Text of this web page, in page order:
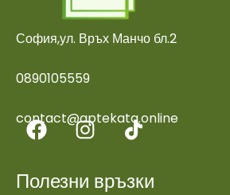
София,ул. Връх Манчо бл.2
0890105559
contact@aptekata.online
Полезни връзки